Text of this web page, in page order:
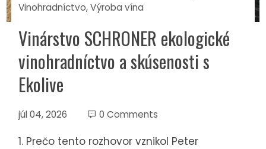
Vinohradníctvo,Výroba vína
Vinárstvo SCHRONER ekologické
vinohradníctvo a skúsenosti s
Ekolive
júl 04, 2026 0 Comments
1. Prečo tento rozhovor vznikol Peter